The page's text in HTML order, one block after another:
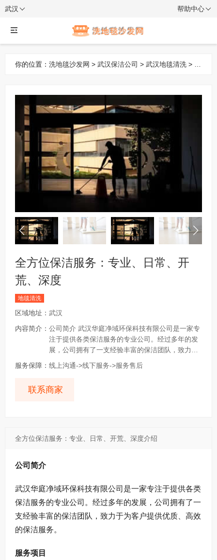
武汉 帮助中心
你的位置： 洗地毯沙发网 > 武汉保洁公司 > 武汉地毯清洗 > 全
全方位保洁服务：专业、日常、开
荒、深度
地毯清洗
区域地址： 武汉
内容简介： 公司简介 武汉华庭净域环保科技有限公司是一家专
注于提供各类保洁服务的专业公司。经过多年的发
展，公司拥有了一支经验丰富的保洁团队，致力于
为客户提供优质、高效的保洁服务。 服务项目 华庭
净域提供全面的保洁服务，包括： 日常保洁：企事
洁：新居开荒保洁、写字楼保洁、学校保洁、别墅
看更多
服务保障： 线上沟通->线下服务->服务售后
联系商家
全方位保洁服务：专业、日常、开荒、深度介绍
公司简介
武汉华庭净域环保科技有限公司是一家专注于提供各类
保洁服务的专业公司。经过多年的发展，公司拥有了一
支经验丰富的保洁团队，致力于为客户提供优质、高效
的保洁服务。
服务项目